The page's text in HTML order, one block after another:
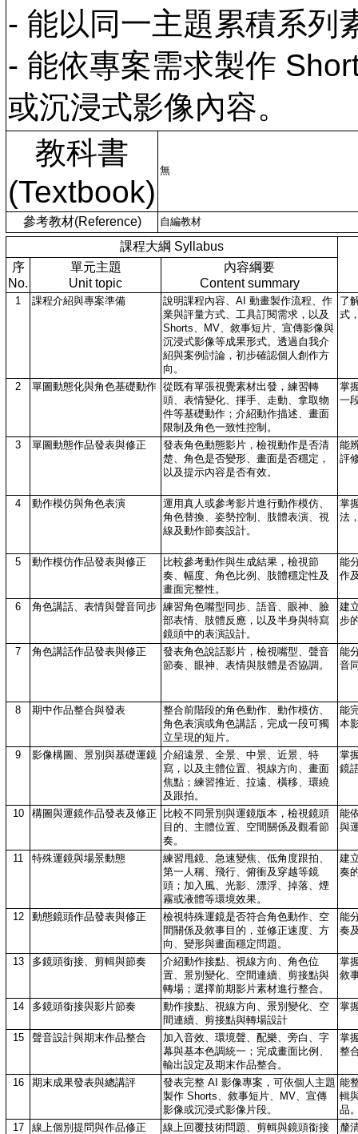
- 能以同一主題累積系列
- 能依專案需求製作
或沉浸式影像內容。
教科書
(Textbook)
無
參考教材(Reference) 自編教材
課程大綱 Syllabus
序
No.
單元主題
Unit topic
內容綱要
Content summary
1 課程介紹與專案準備
說明課程內容、AI 動畫製作流程、作
業與評量方式、工具訂閱需求，以及
Shorts、MV、敘事短片、宣傳影像與
沉浸式影像等成果形式。透過自我介
紹與案例討論，初步確認個人創作方
向。
了
式
2 單圖動態化與角色基礎動作 從既有單張視覺素材出發，練習轉
頭、表情變化、揮手、走動、拿取物
件等基礎動作；介紹動作描述、畫面
限制及角色一致性控制。
掌
一
3 單圖動態作品發表與修正
發表角色動態影片，檢視動作是否清
楚、角色是否變形、畫面是否穩定，
以及提示內容是否有效。
能
評
4 動作模仿與角色表演
運用真人或參考影片進行動作模仿、
角色替換、姿勢控制、肢體表演、視
線及動作節奏設計。
掌
法
5 動作模仿作品發表與修正
比較參考動作與生成結果，檢視節
奏、幅度、角色比例、肢體穩定性及
畫面完整性。
能
作
6 角色講話、表情與聲音同步 練習角色嘴型同步、語音、眼神、臉
部表情、肢體反應，以及半身與特寫
鏡頭中的表演設計。
建
步
7 角色講話作品發表與修正
發表角色說話影片，檢視嘴型、聲音
節奏、眼神、表情與肢體是否協調。
能
音
8 期中作品整合與發表
整合前階段的角色動作、動作模仿、
角色表演或角色講話，完成一段可獨
立呈現的短片。
能
本
9 影像構圖、景別與基礎運鏡 介紹遠景、全景、中景、近景、特
寫，以及主體位置、視線方向、畫面
焦點；練習推近、拉遠、橫移、環繞
及跟拍。
掌
鏡
10 構圖與運鏡作品發表及修正
比較不同景別與運鏡版本，檢視鏡頭
目的、主體位置、空間關係及觀看節
奏。
能
與
11 特殊運鏡與場景動態
練習甩鏡、急速變焦、低角度跟拍、
第一人稱、飛行、俯衝及穿越等鏡
頭；加入風、光影、漂浮、掉落、煙
霧或液體等環境效果。
建
奏
12 動態鏡頭作品發表與修正
檢視特殊運鏡是否符合角色動作、空
間關係及敘事目的，並修正速度、方
向、變形與畫面穩定問題。
能
奏
13 多鏡頭銜接、剪輯與節奏
介紹動作接點、視線方向、角色位
置、景別變化、空間連續、剪接點與
轉場；選擇前期影片素材進行整合。
掌
敘
14 多鏡頭銜接與影片節奏
動作接點、視線方向、景別變化、空
間連續、剪接點與轉場設計
掌
15 聲音設計與期末作品整合
加入音效、環境聲、配樂、旁白、字
幕與基本色調統一；完成畫面比例、
輸出設定及期末作品整合。
掌
整
16 期末成果發表與總講評
發表完整 AI 影像專案，可依個人主題
製作 Shorts、敘事短片、MV、宣傳
影像或沉浸式影像片段。
能
輯
品
17
線上個別提問與作品修正 線上回覆技術問題、剪輯與鏡頭銜接 釐